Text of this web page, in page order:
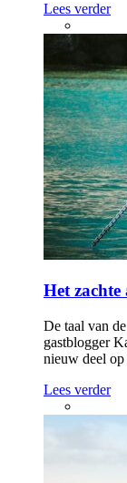
Lees verder
Het zachte
De taal van
gastblogger
nieuw deel op
Lees verder